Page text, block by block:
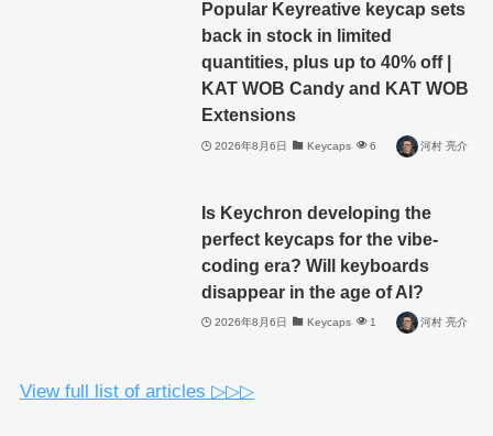
Popular Keyreative keycap sets
back in stock in limited
quantities, plus up to 40% off |
KAT WOB Candy and KAT WOB
Extensions
2026年8月6日 Keycaps 6 河村 亮介
Is Keychron developing the
perfect keycaps for the vibe-
coding era? Will keyboards
disappear in the age of AI?
2026年8月6日 Keycaps 1 河村 亮介
View full list of articles ▷▷▷